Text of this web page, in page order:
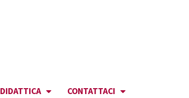
DIDATTICA CONTATTACI